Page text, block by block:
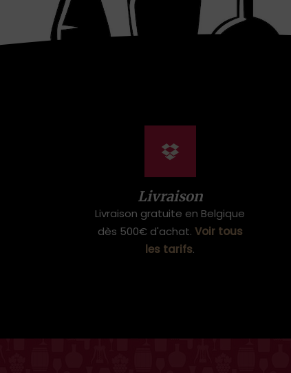
Livraison
Livraison gratuite en Belgique
dès 500€ d'achat. Voir tous
les tarifs.